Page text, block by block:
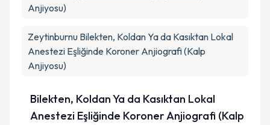
Anjiyosu)
Zeytinburnu Bilekten, Koldan Ya da Kasıktan Lokal
Anestezi Eşliğinde Koroner Anjiografi (Kalp
Anjiyosu)
Bilekten, Koldan Ya da Kasıktan Lokal
Anestezi Eşliğinde Koroner Anjiografi (Kalp